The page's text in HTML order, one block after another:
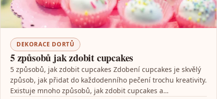
DEKORACE DORTŮ
5 způsobů jak zdobit cupcakes
5 způsobů, jak zdobit cupcakes Zdobení cupcakes je skvělý
způsob, jak přidat do každodenního pečení trochu kreativity.
Existuje mnoho způsobů, jak zdobit cupcakes a…